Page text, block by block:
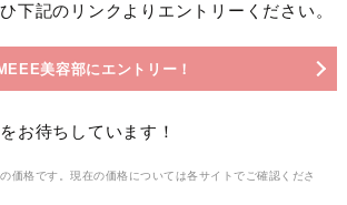
下記のリンクよりエントリーください。
美容部にエントリー！
お待ちしています！
価格です。現在の価格については各サイトでご確認くださ